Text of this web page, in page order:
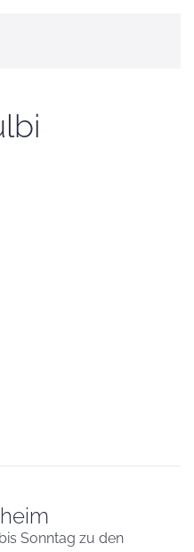
Sonntag zu den